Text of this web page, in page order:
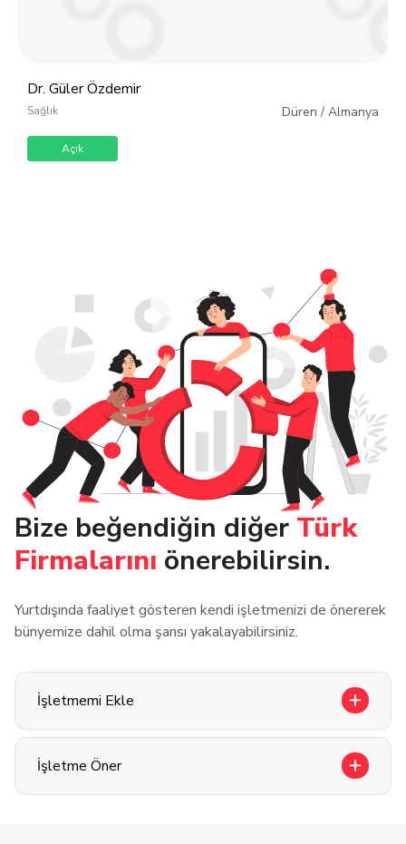
Dr. Güler Özdemir
Sağlık Düren / Almanya
Açık
Bize beğendiğin diğer Türk
Firmalarını önerebilirsin.
Yurtdışında faaliyet gösteren kendi işletmenizi de önererek
bünyemize dahil olma şansı yakalayabilirsiniz.
İşletmemi Ekle
İşletme Öner